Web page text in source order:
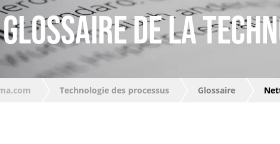
GLOSSAIRE DE LA
Technologie des processus Glossaire